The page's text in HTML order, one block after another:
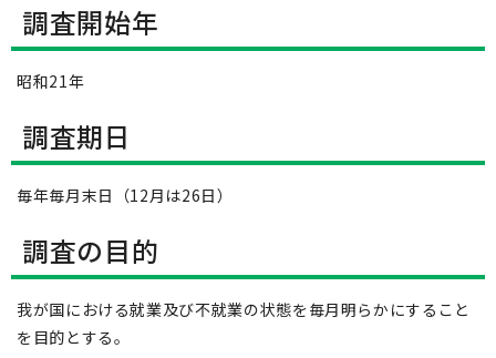
調査開始年
昭和21年
調査期日
毎年毎月末日（12月は26日）
調査の目的
我が国における就業及び不就業の状態を毎月明らかにすること
を目的とする。